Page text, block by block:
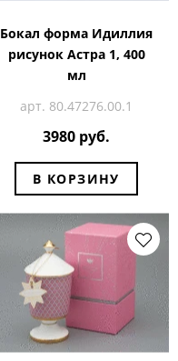
Бокал форма Идиллия
рисунок Астра 1, 400
мл
арт. 80.47276.00.1
3980 руб.
В КОРЗИНУ